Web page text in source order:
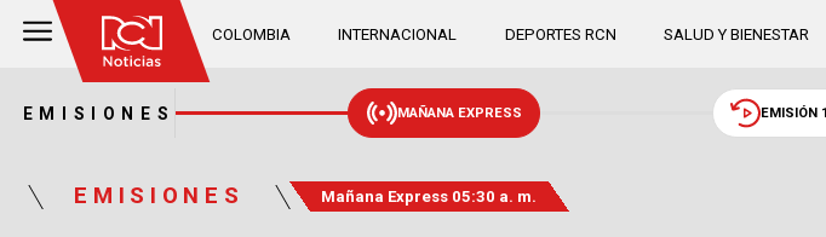
COLOMBIA INTERNACIONAL DEPORTES RCN SALUD Y BIENESTAR
EMISIONES MAÑANA EXPRESS EMISIÓN
EMISIONES Mañana Express 05:30 a. m.